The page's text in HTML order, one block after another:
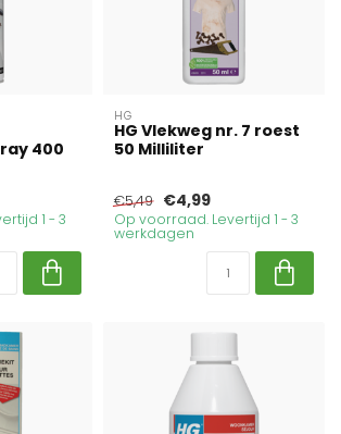
400
1 - 3
HG
HG Vlekweg nr. 7 roest
50 Milliliter
€5,49 €4,99
Op voorraad. Levertijd 1 - 3
werkdagen